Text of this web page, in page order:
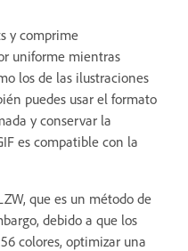
y comprime
uniforme mientras
los de las ilustraciones
puedes usar el formato
y conservar la
es compatible con la
que es un método de
debido a que los
colores, optimizar una